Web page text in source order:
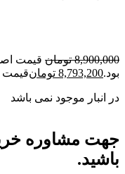
8,900,000 تومان
بود.8,793,200 تومانقیمت فعلی:
در انبار موجود نمی باشد
جهت مشاوره
باشید.